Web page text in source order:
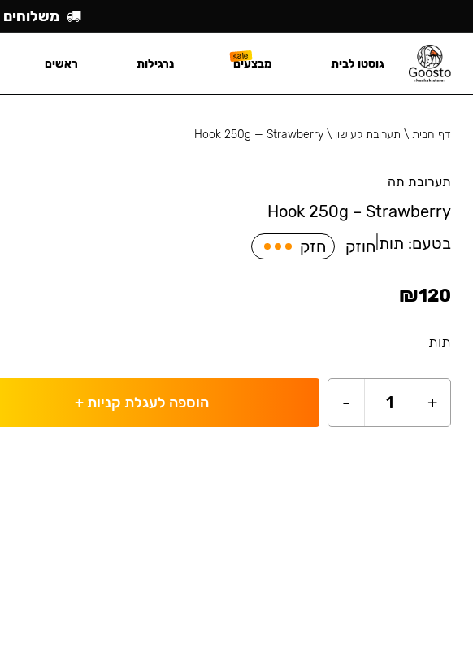
דף הבית\ תערובת לעישון \
Hook 250g — Strawberry
תערובת תה
Hook 250g – Strawberry
בטעם: תות חוזק חזק
₪120
תות
+
1
- הוספה לעגלת קניות+
משלוחים
גוסטו לבית מבצעים נרגילות ראשים